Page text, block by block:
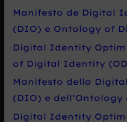
p
r
Manifesto de Digital
(DIO) e Ontology of
Digital Identity
of Digital Identity
Manifesto della
(DIO) e
Digital Identity